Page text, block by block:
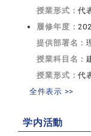
授業形式：代
履修年度：
提供部署名：
授業科目名：
授業形式：代
全件表示 >>
学内活動